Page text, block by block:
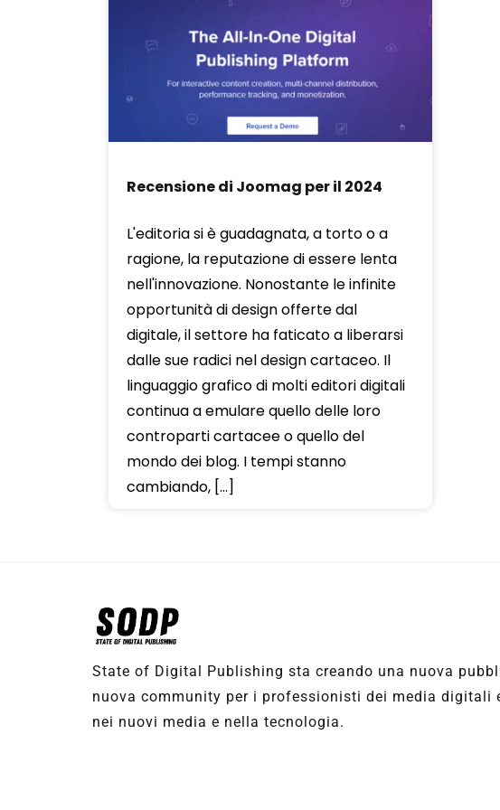
Recensione di Joomag per il 2024
L'editoria si è guadagnata, a torto o a
ragione, la reputazione di essere lenta
nell'innovazione. Nonostante le infinite
opportunità di design offerte dal
digitale, il settore ha faticato a liberarsi
dalle sue radici nel design cartaceo. Il
linguaggio grafico di molti editori digitali
continua a emulare quello delle loro
controparti cartacee o quello del
mondo dei blog. I tempi stanno
cambiando, […]
State of Digital Publishing sta creando una nuova
nuova community per i professionisti dei media digitali
nei nuovi media e nella tecnologia.